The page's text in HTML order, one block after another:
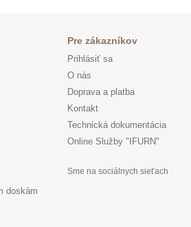
doskám
Pre zákazníkov
Prihlásiť sa
O nás
Doprava a platba
Kontakt
Technická dokumentácia
Online Služby "IFURN"
Sme na sociálnych sieťach